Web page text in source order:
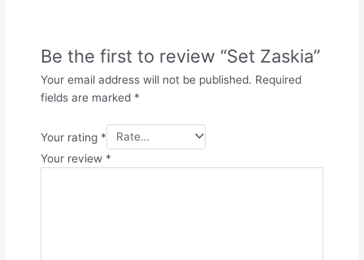
Be the first to review “Set Zaskia”
Your email address will not be published. Required
fields are marked *
Your rating *
Your review *